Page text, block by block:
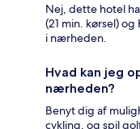
Nej, dette hotel
(21 min. kørsel)
i nærheden.
Hvad kan jeg
nærheden?
Benyt dig af
cykling, og spil